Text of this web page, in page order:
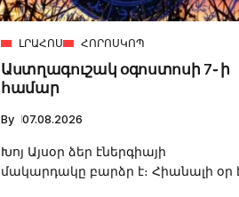
ԼՐԱՀՈՍ ՀՈՐՈՍԿՈՊ
Աստղագուշակ օգոստոսի 7֊ ի
համար
By 07.08.2026
Խոյ Այսօր ձեր էներգիայի
մակարդակը բարձր է։ Հիանալի օր